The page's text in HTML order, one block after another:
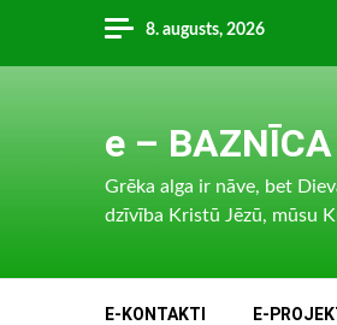
content
8. augusts, 2026
e –
Grēka alga ir nāve, bet
dzīvība Kristū Jēzū, mūsu
E-KONTAKTI E-